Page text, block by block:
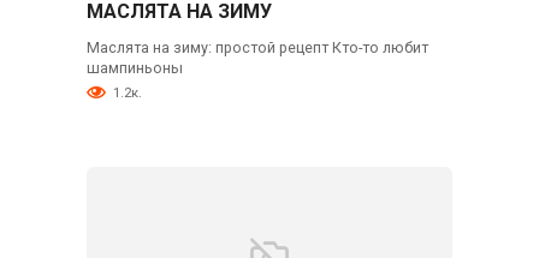
МАСЛЯТА НА ЗИМУ
Маслята на зиму: простой рецепт Кто-то любит
шампиньоны
1.2к.